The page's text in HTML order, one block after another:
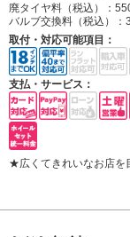
廃タイヤ料（税込）：
バルブ交換料（税込）：
取付・対応可能項目：
支払・サービス：
★広くてきれいなお店を